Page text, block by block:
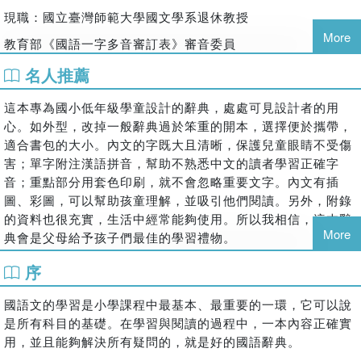
照檢字索引》、《難檢字總筆畫索引》，查找字詞無往不利。
◎附錄資料最實用！
附《國語詞類表》、《標點符號用法表》、《國語注音、漢語
拼音對照表與書寫說明》、《109一字多音審訂初稿、現行音
對照表》，擴大學習視野。
◎插圖生動，精巧美觀；圖示說明，一看就懂！
◎開本適中，攜帶方便；雙色印刷，版面舒適！
本書增訂五版，以四版的《小學生國語辭典》為基礎做更新：
增訂教育部審修性平詞條十餘處以及人工智慧、無人機、新住
民、電動車、衛星導航等新詞條，讓語文學習與時俱進，語文
知識與生活脈動互相結合！
現職：國立臺灣師範大學國文學系退休教授
教育部《國語一字多音審訂表》審音委員
More
名人推薦
這本專為國小低年級學童設計的辭典，處處可見設計者的用
心。如外型，改掉一般辭典過於笨重的開本，選擇便於攜帶，
適合書包的大小。內文的字既大且清晰，保護兒童眼睛不受傷
害；單字附注漢語拼音，幫助不熟悉中文的讀者學習正確字
音；重點部分用套色印刷，就不會忽略重要文字。內文有插
圖、彩圖，可以幫助孩童理解，並吸引他們閱讀。另外，附錄
的資料也很充實，生活中經常能夠使用。所以我相信，這本辭
典會是父母給予孩子們最佳的學習禮物。
More
序
國語文的學習是小學課程中最基本、最重要的一環，它可以說
是所有科目的基礎。在學習與閱讀的過程中，一本內容正確實
用，並且能夠解決所有疑問的，就是好的國語辭典。